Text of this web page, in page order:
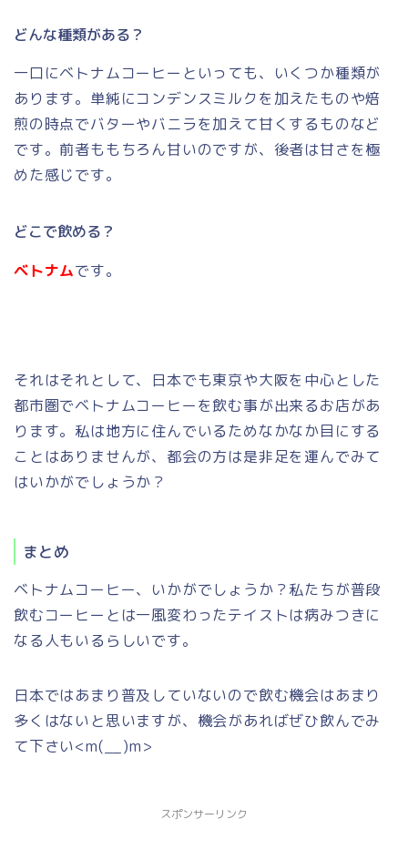
どんな種類がある？
一口にベトナムコーヒーといっても、いくつか種類が
あります。単純にコンデンスミルクを加えたものや焙
煎の時点でバターやバニラを加えて甘くするものなど
です。前者ももちろん甘いのですが、後者は甘さを極
めた感じです。
どこで飲める？
ベトナムです。
それはそれとして、日本でも東京や大阪を中心とした
都市圏でベトナムコーヒーを飲む事が出来るお店があ
ります。私は地方に住んでいるためなかなか目にする
ことはありませんが、都会の方は是非足を運んでみて
はいかがでしょうか？
まとめ
ベトナムコーヒー、いかがでしょうか？私たちが普段
飲むコーヒーとは一風変わったテイストは病みつきに
なる人もいるらしいです。
日本ではあまり普及していないので飲む機会はあまり
多くはないと思いますが、機会があればぜひ飲んでみ
て下さい<m(__)m>
スポンサーリンク